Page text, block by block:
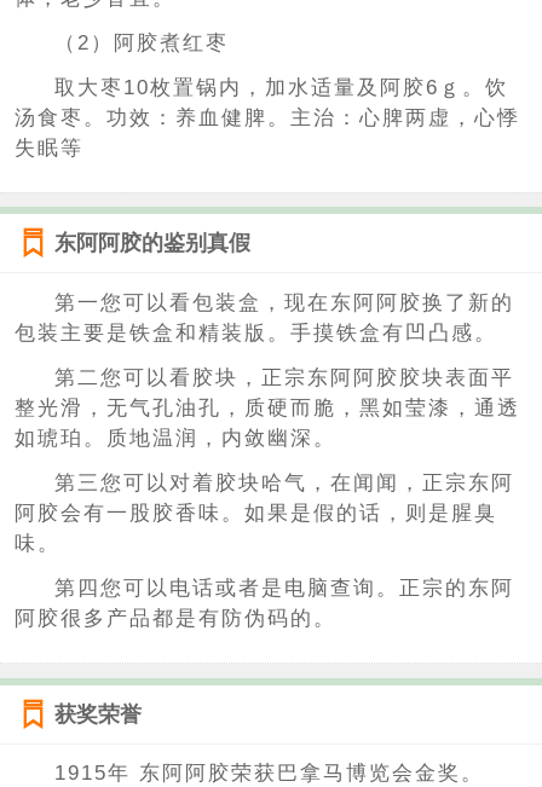
（2）阿胶煮红枣
取大枣10枚置锅内，加水适量及阿胶6ｇ。饮
汤食枣。功效：养血健脾。主治：心脾两虚，心悸
失眠等
东阿阿胶的鉴别真假
第一您可以看包装盒，现在东阿阿胶换了新的
包装主要是铁盒和精装版。手摸铁盒有凹凸感。
第二您可以看胶块，正宗东阿阿胶胶块表面平
整光滑，无气孔油孔，质硬而脆，黑如莹漆，通透
如琥珀。质地温润，内敛幽深。
第三您可以对着胶块哈气，在闻闻，正宗东阿
阿胶会有一股胶香味。如果是假的话，则是腥臭
味。
第四您可以电话或者是电脑查询。正宗的东阿
阿胶很多产品都是有防伪码的。
获奖荣誉
1915年 东阿阿胶荣获巴拿马博览会金奖。